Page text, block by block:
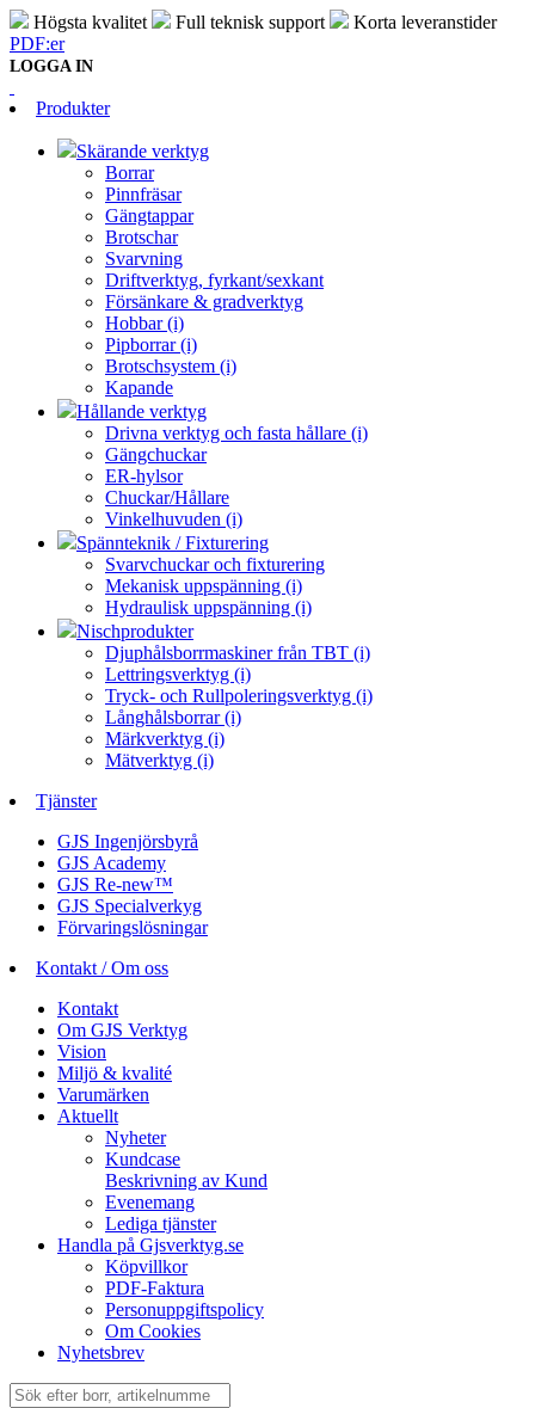
Högsta kvalitet Full teknisk support
Korta leveranstider
PDF:er
LOGGA IN
Produkter
Skärande verktyg
Borrar
Pinnfräsar
Gängtappar
Brotschar
Svarvning
Driftverktyg, fyrkant/sexkant
Försänkare & gradverktyg
Hobbar (i)
Pipborrar (i)
Brotschsystem (i)
Kapande
Hållande verktyg
Drivna verktyg och fasta hållare (i)
Gängchuckar
ER-hylsor
Chuckar/Hållare
Vinkelhuvuden (i)
Spännteknik / Fixturering
Svarvchuckar och fixturering
Mekanisk uppspänning (i)
Hydraulisk uppspänning (i)
Nischprodukter
Djuphålsborrmaskiner från TBT (i)
Lettringsverktyg (i)
Tryck- och Rullpoleringsverktyg (i)
Långhålsborrar (i)
Märkverktyg (i)
Mätverktyg (i)
Tjänster
GJS Ingenjörsbyrå
GJS Academy
GJS Re-new™
GJS Specialverkyg
Förvaringslösningar
Kontakt / Om oss
Kontakt
Om GJS Verktyg
Vision
Miljö & kvalité
Varumärken
Aktuellt
Nyheter
Kundcase
Beskrivning av Kund
Evenemang
Lediga tjänster
Handla på Gjsverktyg.se
Köpvillkor
PDF-Faktura
Personuppgiftspolicy
Om Cookies
Nyhetsbrev
Sök